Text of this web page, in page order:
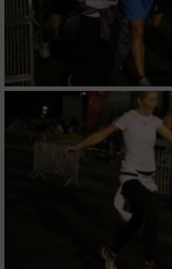
Messung der
Analyse von
oder Kombinationen
verschiedenen Quellen
Entwicklung und
Verwendung